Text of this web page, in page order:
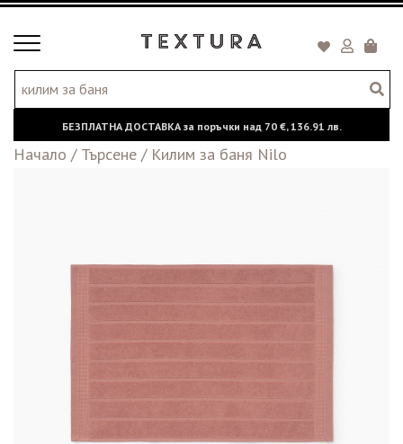
Toggle
БЕЗПЛАТНА ДОСТАВКА за поръчки над 70 €,136.91 лв.
Начало / Търсене / Килим за баня Nilo